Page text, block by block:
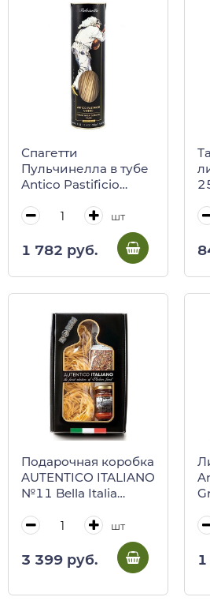
Спагетти
Пульчинелла в тубе
Antico Pastificio
шт
1 782 руб.
Подарочная коробка
AUTENTICO ITALIANO
№11 Bella Italia
соус с базиликом,
пикантиссимо)
шт
3 399 руб.